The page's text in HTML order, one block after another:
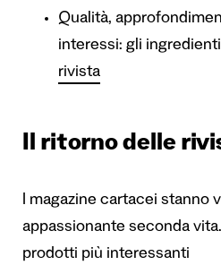
Qualità,
interessi: gli
rivista
Il ritorno delle
I magazine cartacei stanno
appassionante seconda
prodotti più interessanti